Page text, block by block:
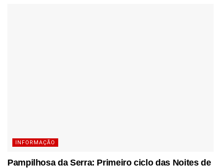
INFORMAÇÃO
Pampilhosa da Serra: Primeiro ciclo das Noites de